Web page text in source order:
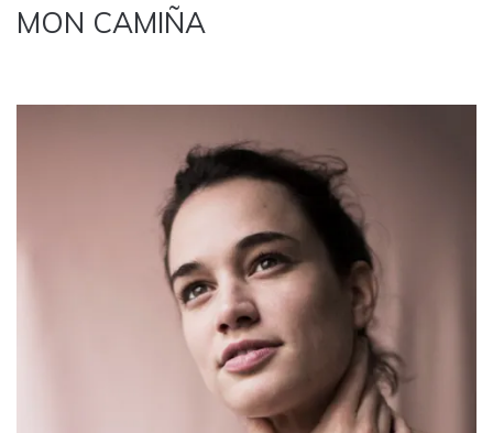
MON CAMIÑA